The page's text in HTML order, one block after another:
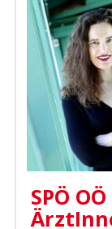
SPÖ